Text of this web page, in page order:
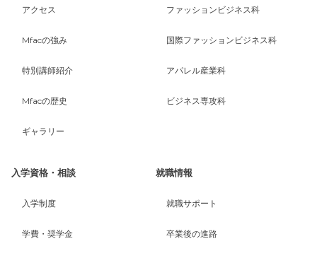
アクセス
Mfacの強み
特別講師紹介
Mfacの歴史
ギャラリー
ファッションビジネス科
国際ファッションビジネス科
アパレル産業科
ビジネス専攻科
入学資格・相談
入学制度
学費・奨学金
就職情報
就職サポート
卒業後の進路